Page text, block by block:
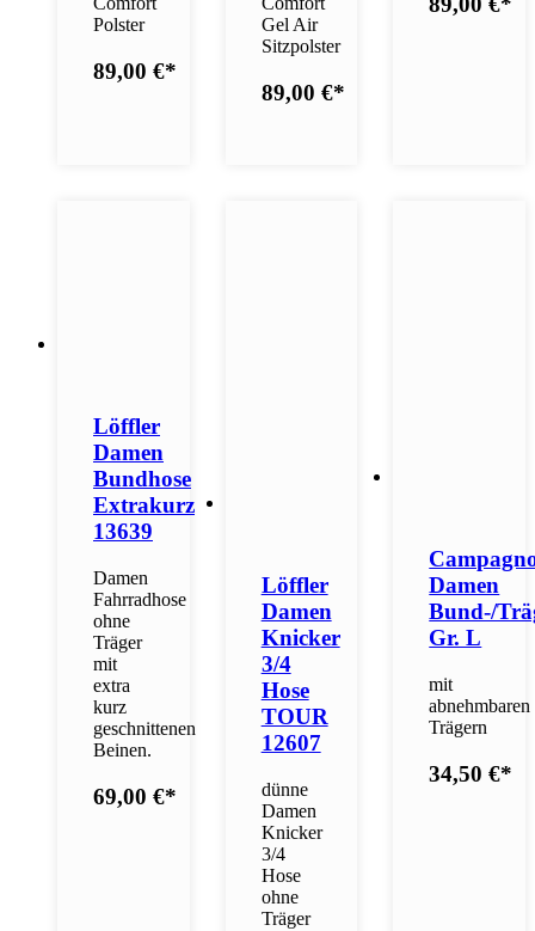
Polster
89,00 €*
Gel Air
Sitzpolster
89,00 €*
Löffler
Damen
Bundhose
Extrakurz
13639
Damen
Fahrradhose
ohne
Träger
mit
extra
kurz
geschnittenen
Beinen.
69,00 €*
Löffler
Damen
Knicker
3/4
Hose
TOUR
12607
dünne
Damen
Knicker
3/4
Hose
ohne
Träger
Damen
Bund-/
Gr. L
mit
abnehmbaren
Trägern
34,50 €*